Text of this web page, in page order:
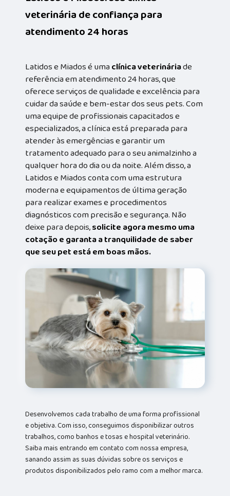
veterinária de confiança para
atendimento 24 horas
Latidos e Miados é umaclínica veterináriade
referência em atendimento 24 horas, que
oferece serviços de qualidade e excelência para
cuidar da saúde e bem-estar dos seus pets. Com
uma equipe de profissionais capacitados e
especializados, a clínica está preparada para
atender às emergências e garantir um
tratamento adequado para o seu animalzinho a
qualquer hora do dia ou da noite. Além disso, a
Latidos e Miados conta com uma estrutura
moderna e equipamentos de última geração
para realizar exames e procedimentos
diagnósticos com precisão e segurança. Não
deixe para depois,solicite agora mesmo uma
cotação e garanta a tranquilidade de saber
que seu pet está em boas mãos.
Desenvolvemos cada trabalho de uma forma profissional
e objetiva. Com isso, conseguimos disponibilizar outros
trabalhos, como banhos e tosas e hospital veterinário.
Saiba mais entrando em contato com nossa empresa,
sanando assim as suas dúvidas sobre os serviços e
produtos disponibilizados pelo ramo com a melhor marca.